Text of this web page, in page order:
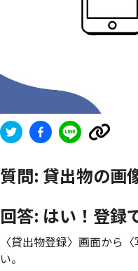
質問: 貸出物の画
回答: はい！登録
〈貸出物登録〉画面から
い。